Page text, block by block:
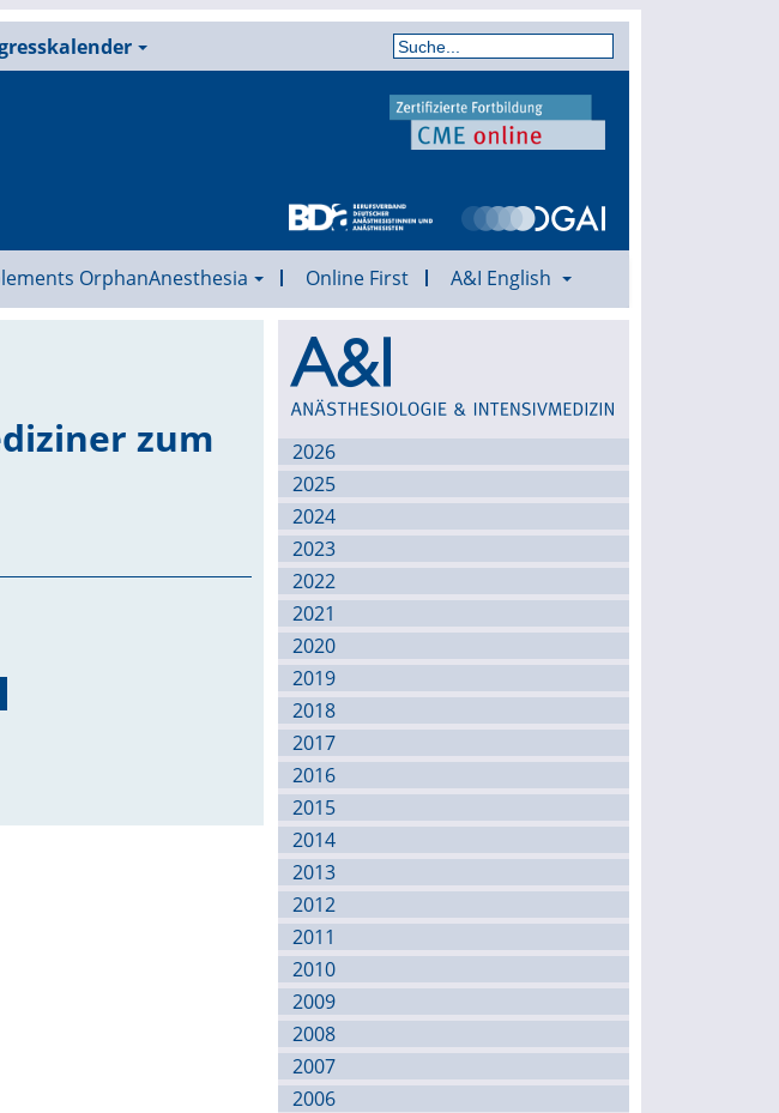
OrphanAnesthesia Online First A&I English
zum
Archiv
2026
2025
2024
2023
2022
2021
2020
2019
2018
2017
2016
2015
2014
2013
2012
2011
2010
2009
2008
2007
2006